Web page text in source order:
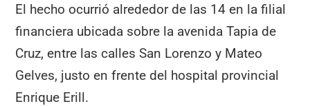
El hecho ocurrió alrededor de las 14 en la filial
financiera ubicada sobre la avenida Tapia de
Cruz, entre las calles San Lorenzo y Mateo
Gelves, justo en frente del hospital provincial
Enrique Erill.